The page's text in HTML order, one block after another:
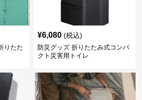
りたた
¥6,080 (税込)
防災グッズ 折りたたみ式コンパ
クト災害用トイレ